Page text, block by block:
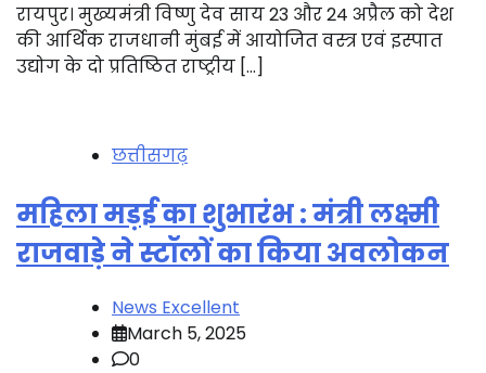
रायपुर। मुख्यमंत्री विष्णु देव साय 23 और 24 अप्रैल को देश
की आर्थिक राजधानी मुंबई में आयोजित वस्त्र एवं इस्पात
उद्योग के दो प्रतिष्ठित राष्ट्रीय […]
छत्तीसगढ़
महिला मड़ई का शुभारंभ : मंत्री लक्ष्मी
राजवाड़े ने स्टॉलों का किया अवलोकन
News Excellent
March 5, 2025
0